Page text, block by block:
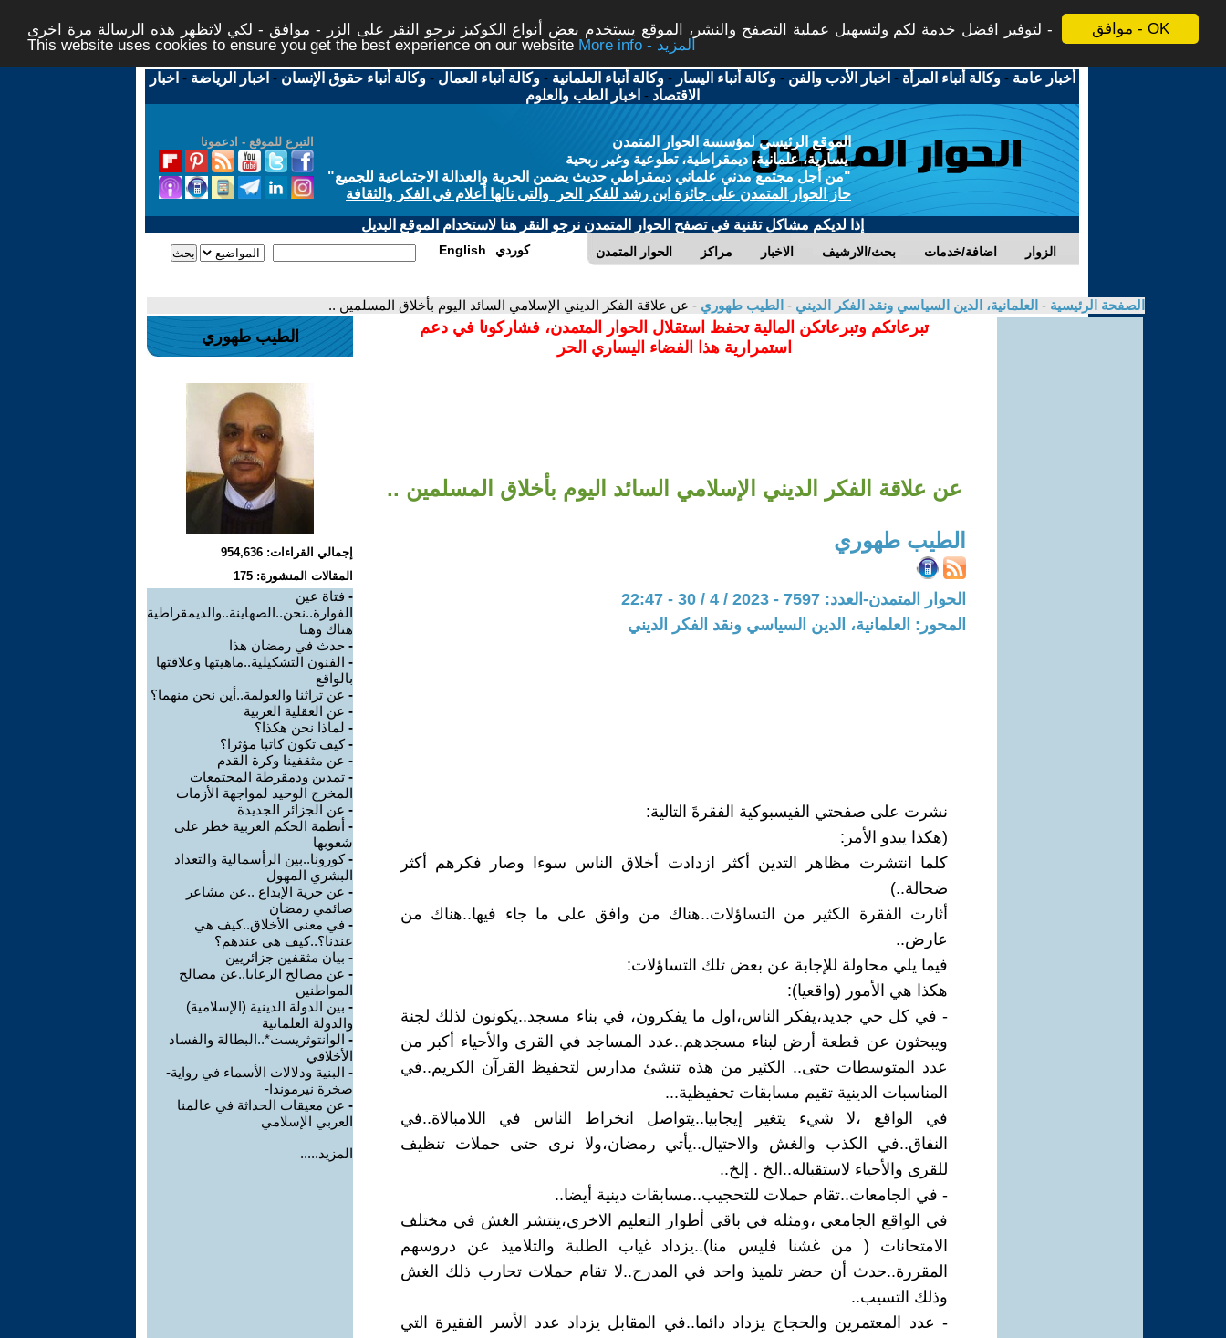
موافق - OK
لتوفير افضل خدمة لكم ولتسهيل عملية التصفح والنشر، الموقع يستخدم بعض أنواع الكوكيز نرجو النقر على الزر - موافق - لكي لاتظهر هذه الرسالة مرة اخرى -
This website uses cookies to ensure you get the best experience on our website
More info - المزيد
أخبار عامة -وكالة أنباء المرأة - اخبار الأدب والفن -وكالة أنباء اليسار -وكالة أنباء العلمانية -وكالة أنباء العمال -وكالة أنباء حقوق الإنسان - اخبار الرياضة - اخبار
الاقتصاد - اخبار الطب والعلوم
التبرع للموقع - ادعمونا
الموقع الرئيسي لمؤسسة الحوار المتمدن
يسارية، علمانية، ديمقراطية، تطوعية وغير ربحية
"من أجل مجتمع مدني علماني ديمقراطي حديث يضمن الحرية والعدالة الاجتماعية للجميع"
حاز الحوار المتمدن على جائزة ابن رشد للفكر الحر والتى نالها أعلام في الفكر والثقافة
إذا لديكم مشاكل تقنية في تصفح الحوار المتمدن نرجو النقر هنا لاستخدام الموقع البديل
الحوار المتمدن مراكز الاخبار بحث/الارشيف اضافة/خدمات الزوار English كوردي
الصفحة الرئيسية - العلمانية، الدين السياسي ونقد الفكر الديني - الطيب طهوري - عن علاقة الفكر الديني الإسلامي السائد اليوم بأخلاق المسلمين ..
تبرعاتكم وتبرعاتكن المالية تحفظ استقلال الحوار المتمدن، فشاركونا في دعم
استمرارية هذا الفضاء اليساري الحر
عن علاقة الفكر الديني الإسلامي السائد اليوم بأخلاق المسلمين ..
الطيب طهوري
الحوار المتمدن-العدد: 7597 - 2023 / 4 / 30 - 22:47
المحور: العلمانية، الدين السياسي ونقد الفكر الديني
نشرت على صفحتي الفيسبوكية الفقرةَ التالية:
(هكذا يبدو الأمر:
كلما انتشرت مظاهر التدين أكثر ازدادت أخلاق الناس سوءا وصار فكرهم أكثر
ضحالة..)
أثارت الفقرة الكثير من التساؤلات..هناك من وافق على ما جاء فيها..هناك من
عارض..
فيما يلي محاولة للإجابة عن بعض تلك التساؤلات:
هكذا هي الأمور (واقعيا):
- في كل حي جديد،يفكر الناس،اول ما يفكرون، في بناء مسجد..يكونون لذلك لجنة
ويبحثون عن قطعة أرض لبناء مسجدهم..عدد المساجد في القرى والأحياء أكبر من
عدد المتوسطات حتى.. الكثير من هذه تنشئ مدارس لتحفيظ القرآن الكريم..في
المناسبات الدينية تقيم مسابقات تحفيظية...
في الواقع ،لا شيء يتغير إيجابيا..يتواصل انخراط الناس في اللامبالاة..في
النفاق..في الكذب والغش والاحتيال..يأتي رمضان،ولا نرى حتى حملات تنظيف
للقرى والأحياء لاستقباله..الخ . إلخ..
- في الجامعات..تقام حملات للتحجيب..مسابقات دينية أيضا..
في الواقع الجامعي ،ومثله في باقي أطوار التعليم الاخرى،ينتشر الغش في مختلف
الامتحانات ( من غشنا فليس منا)..يزداد غياب الطلبة والتلاميذ عن دروسهم
المقررة..حدث أن حضر تلميذ واحد في المدرج..لا تقام حملات تحارب ذلك الغش
وذلك التسيب..
- عدد المعتمرين والحجاج يزداد دائما..في المقابل يزداد عدد الأسر الفقيرة التي
الطيب طهوري
إجمالي القراءات: 954,636
المقالات المنشورة: 175
- فتاة عين
الفوارة..نحن..الصهاينة..والديمقراطية
هناك وهنا
- حدث في رمضان هذا
- الفنون التشكيلية..ماهيتها وعلاقتها
بالواقع
- عن تراثنا والعولمة..أين نحن منهما؟
- عن العقلية العربية
- لماذا نحن هكذا؟
-كيف تكون كاتبا مؤثرا؟
- عن مثقفينا وكرة القدم
- تمدين ودمقرطة المجتمعات
المخرج الوحيد لمواجهة الأزمات
- عن الجزائر الجديدة
- أنظمة الحكم العربية خطر على
شعوبها
-كورونا..بين الرأسمالية والتعداد
البشري المهول
- عن حرية الإبداع ..عن مشاعر
صائمي رمضان
- في معنى الأخلاق..كيف هي
عندنا؟..كيف هي عندهم؟
- بيان مثقفين جزائريين
- عن مصالح الرعايا..عن مصالح
المواطنين
- بين الدولة الدينية (الإسلامية)
والدولة العلمانية
- الوانتوثريست*..البطالة والفساد
الأخلاقي
- البنية ودلالات الأسماء في رواية-
صخرة نيرموندا-
- عن معيقات الحداثة في عالمنا
العربي الإسلامي
المزيد.....